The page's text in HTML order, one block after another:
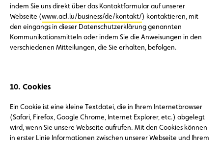
indem Sie uns direkt über das Kontaktformular auf unserer
Webseite (www.acl.lu/business/de/kontakt/) kontaktieren, mit
den eingangs in dieser Datenschutzerklärung genannten
Kommunikationsmitteln oder indem Sie die Anweisungen in den
verschiedenen Mitteilungen, die Sie erhalten, befolgen.
10. Cookies
Ein Cookie ist eine kleine Textdatei, die in Ihrem Internetbrowser
(Safari, Firefox, Google Chrome, Internet Explorer, etc.) abgelegt
wird, wenn Sie unsere Webseite aufrufen. Mit den Cookies können
in erster Linie Informationen zwischen unserer Webseite und Ihrem